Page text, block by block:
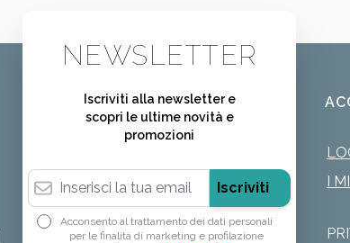
NEWSLETTER
Iscriviti alla newsletter e
scopri le ultime novità e
promozioni
Indirizzo email
Iscriviti
Acconsento al trattamento dei dati personali
per le finalità di marketing e profilazione
I